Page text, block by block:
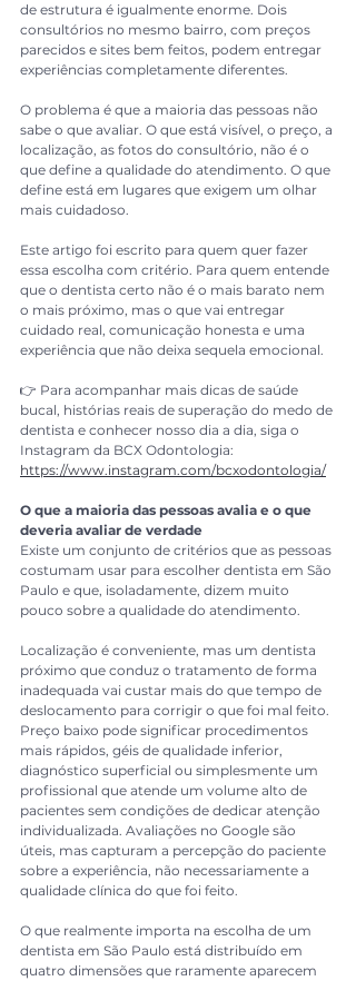
de estrutura é igualmente enorme. Dois
consultórios no mesmo bairro, com preços
parecidos e sites bem feitos, podem entregar
experiências completamente diferentes.
O problema é que a maioria das pessoas não
sabe o que avaliar. O que está visível, o preço, a
localização, as fotos do consultório, não é o
que define a qualidade do atendimento. O que
define está em lugares que exigem um olhar
mais cuidadoso.
Este artigo foi escrito para quem quer fazer
essa escolha com critério. Para quem entende
que o dentista certo não é o mais barato nem
o mais próximo, mas o que vai entregar
cuidado real, comunicação honesta e uma
experiência que não deixa sequela emocional.
👉 Para acompanhar mais dicas de saúde
bucal, histórias reais de superação do medo de
dentista e conhecer nosso dia a dia, siga o
Instagram da BCX Odontologia:
https://www.instagram.com/bcxodontologia/
O que a maioria das pessoas avalia e o que
deveria avaliar de verdade
Existe um conjunto de critérios que as pessoas
costumam usar para escolher dentista em São
Paulo e que, isoladamente, dizem muito
pouco sobre a qualidade do atendimento.
Localização é conveniente, mas um dentista
próximo que conduz o tratamento de forma
inadequada vai custar mais do que tempo de
deslocamento para corrigir o que foi mal feito.
Preço baixo pode significar procedimentos
mais rápidos, géis de qualidade inferior,
diagnóstico superficial ou simplesmente um
profissional que atende um volume alto de
pacientes sem condições de dedicar atenção
individualizada. Avaliações no Google são
úteis, mas capturam a percepção do paciente
sobre a experiência, não necessariamente a
qualidade clínica do que foi feito.
O que realmente importa na escolha de um
dentista em São Paulo está distribuído em
quatro dimensões que raramente aparecem